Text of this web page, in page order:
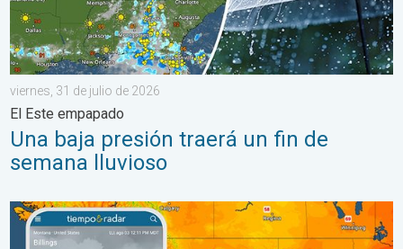
viernes, 31 de julio de 2026
El Este empapado
Una baja presión traerá un fin de
semana lluvioso
Regresa el fresco al norte de las Montañas Rocosas. Un